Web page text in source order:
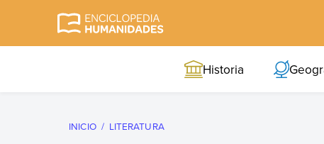
Historia
INICIO LITERATURA